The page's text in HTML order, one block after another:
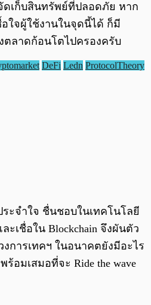
ดเก็บสินทรัพย์ที่ปลอดภัย หาก
ใจผู้ใช้งานในจุดนี้ได้ ก็มี
ตลาดก้อนโตไปครองครับ
DeFi Ledn ProtocolTheory
ระจำใจ ชื่นชอบในเทคโนโลยี
เชื่อใน Blockchain จึงผันตัว
การเทคฯ ในอนาคตยังมีอะไร
อมเสมอที่จะ Ride the wave